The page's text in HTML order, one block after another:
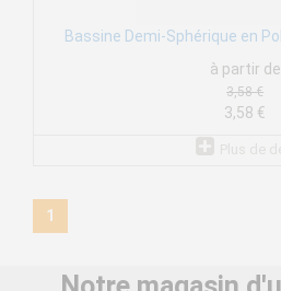
Bassine Demi-Sphérique en
à partir de
3,58 €
3,58 €
1